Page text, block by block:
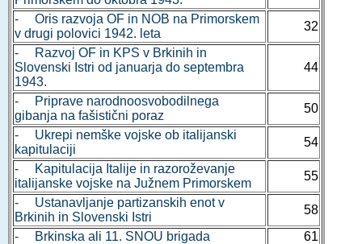
- Oris razvoja OF in NOB na Primorskem
v drugi polovici 1942. leta
32
- Razvoj OF in KPS v Brkinih in
Slovenski Istri od januarja do septembra
1943.
44
- Priprave narodnoosvobodilnega
gibanja na fašistični poraz
50
- Ukrepi nemške vojske ob italijanski
kapitulaciji
54
- Kapitulacija Italije in razoroževanje
italijanske vojske na Južnem Primorskem
55
- Ustanavljanje partizanskih enot v
Brkinih in Slovenski Istri
58
- Brkinska ali 11. SNOU brigada
61